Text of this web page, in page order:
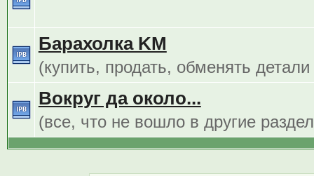
Барахолка KM
(купить, продать, обменять
Вокруг да около...
(все, что не вошло в другие